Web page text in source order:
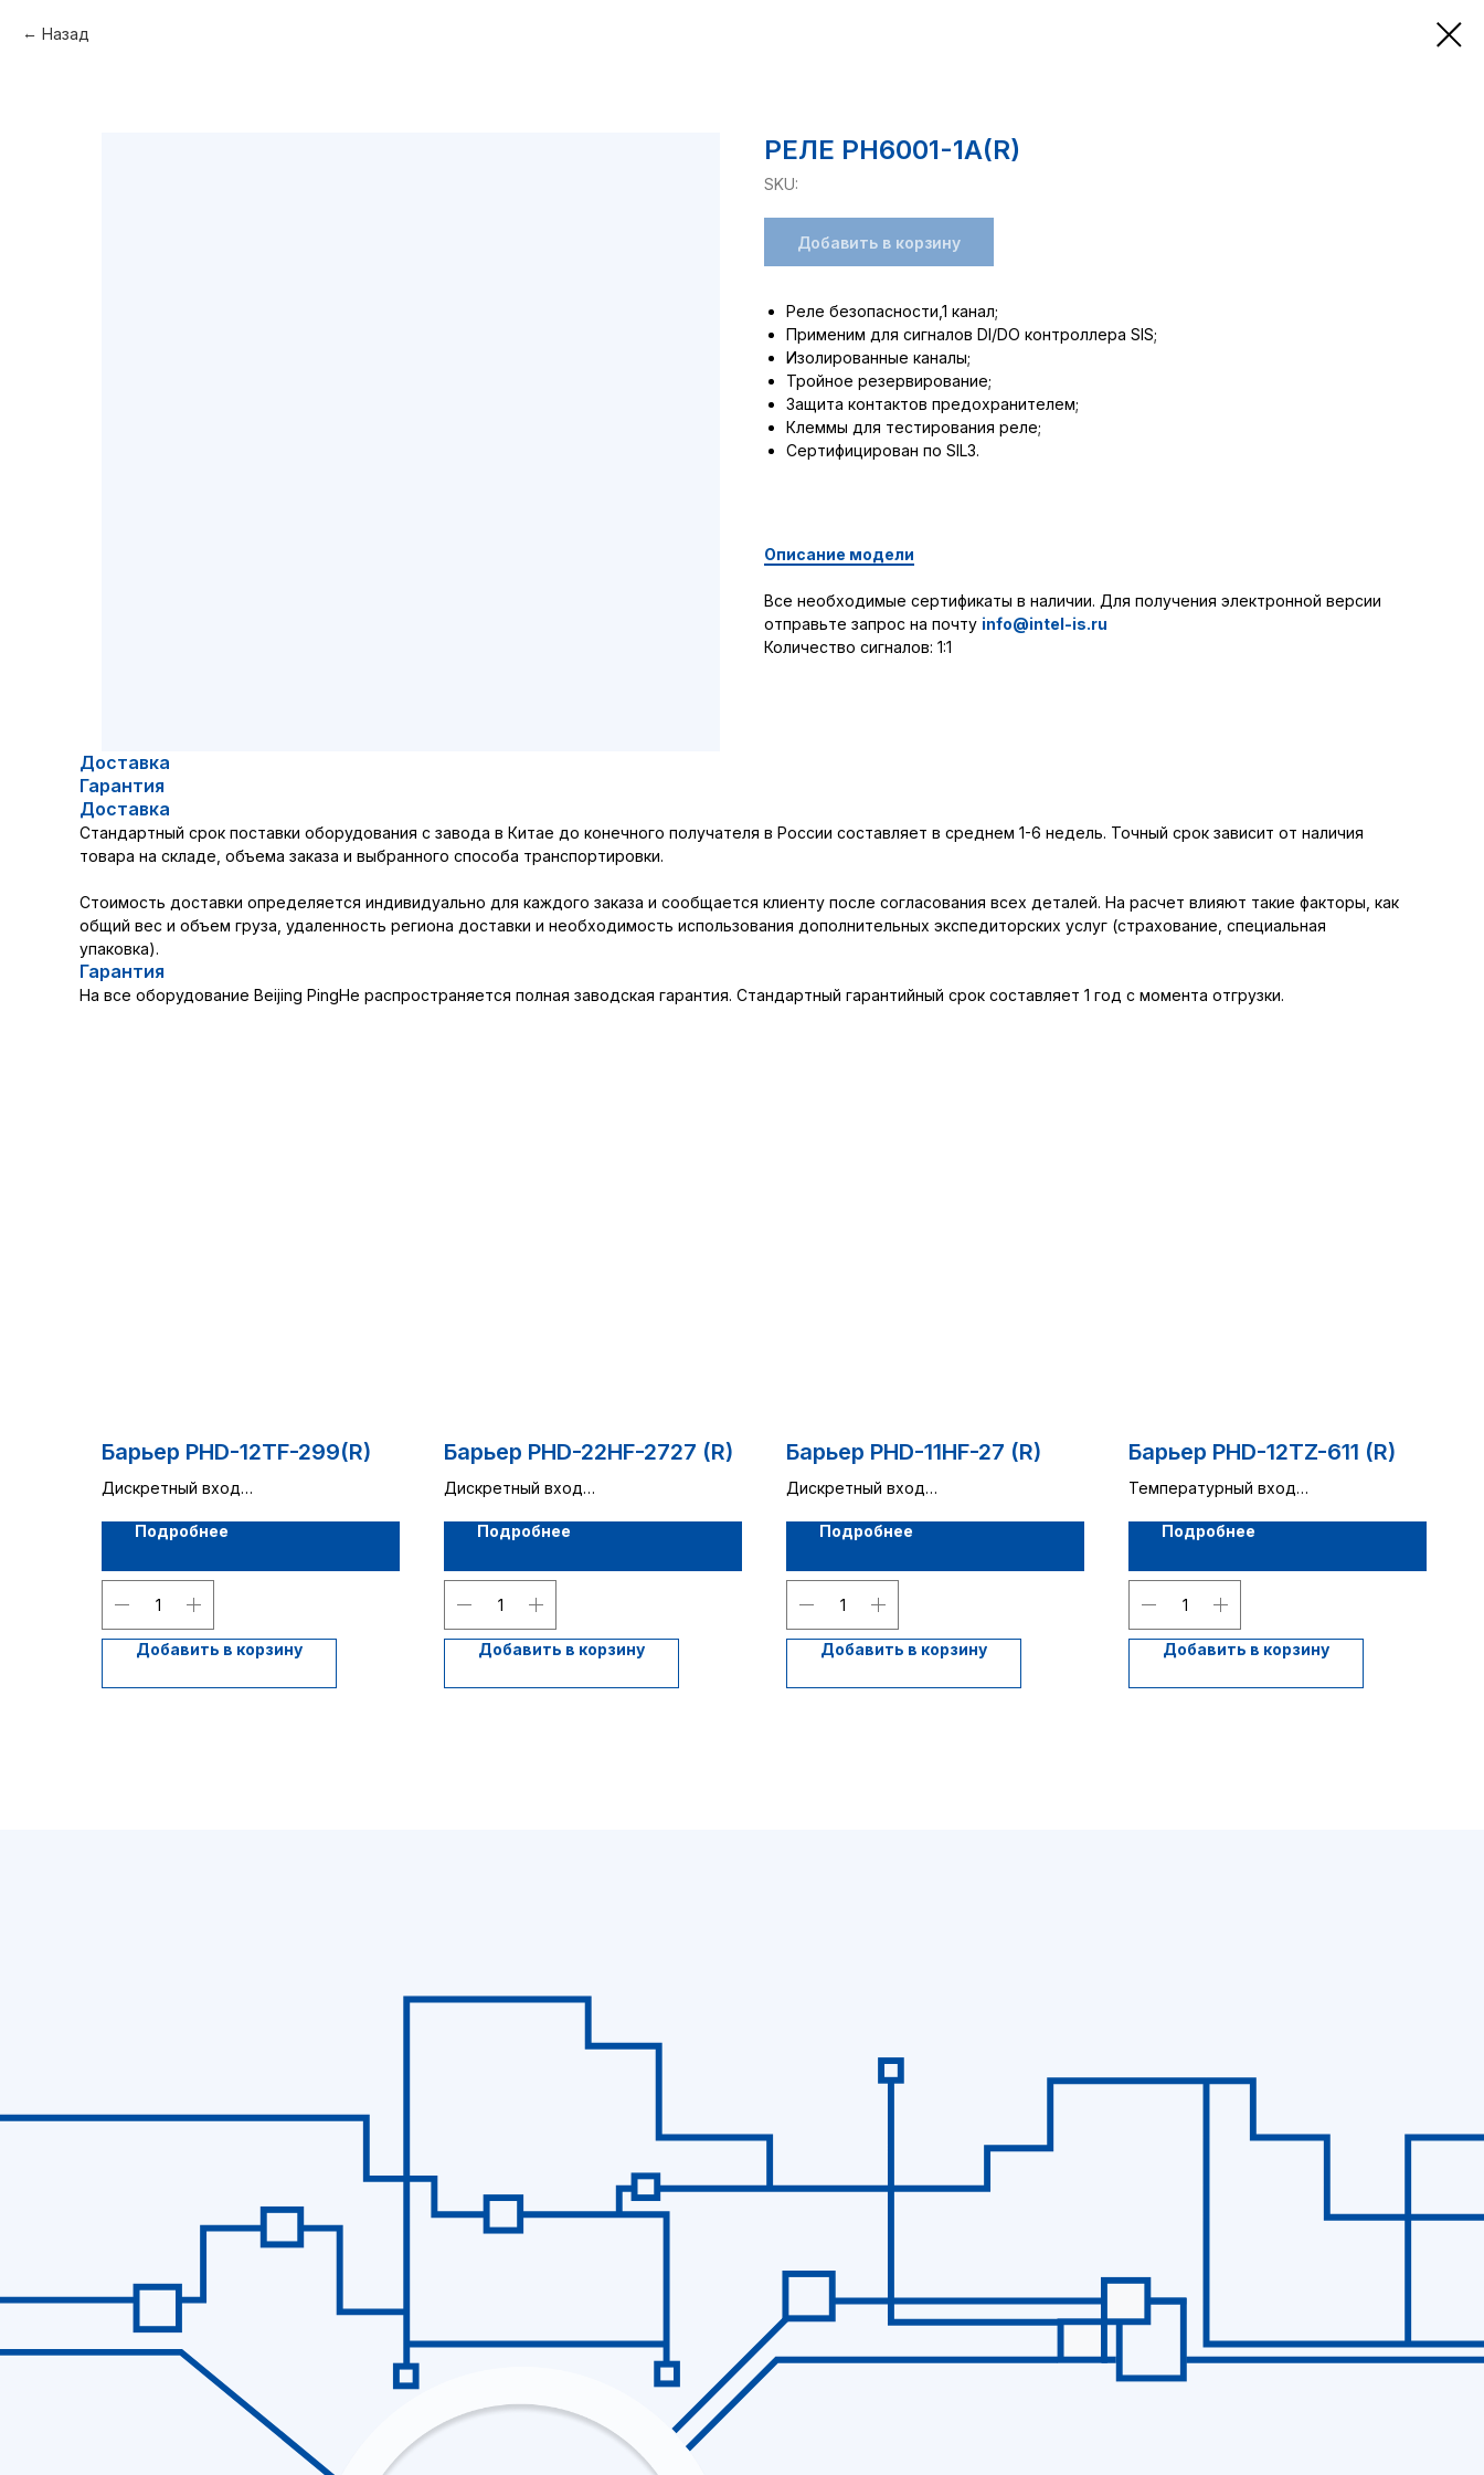
Назад
РЕЛЕ PH6001-1A(R)
SKU:
Добавить в корзину
Реле безопасности,1 канал;
Применим для сигналов DI/DO контроллера SIS;
Изолированные каналы;
Тройное резервирование;
Защита контактов предохранителем;
Клеммы для тестирования реле;
Сертифицирован по SIL3.
Описание модели
Все необходимые сертификаты в наличии. Для получения электронной версии
отправьте запрос на почту info@intel-is.ru
Количество сигналов: 1:1
Доставка
Гарантия
Доставка
Стандартный срок поставки оборудования с завода в Китае до конечного получателя в России составляет в среднем 1-6 недель. Точный срок зависит от наличия
товара на складе, объема заказа и выбранного способа транспортировки.
Стоимость доставки определяется индивидуально для каждого заказа и сообщается клиенту после согласования всех деталей. На расчет влияют такие факторы, как
общий вес и объем груза, удаленность региона доставки и необходимость использования дополнительных экспедиторских услуг (страхование, специальная
упаковка).
Гарантия
На все оборудование Beijing PingHe распространяется полная заводская гарантия. Стандартный гарантийный срок составляет 1 год с момента отгрузки.
Барьер PHD-12TF-299(R)
Дискретный вход
Подробнее
Добавить в корзину
Барьер PHD-22HF-2727 (R)
Дискретный вход
Подробнее
Добавить в корзину
Барьер PHD-11HF-27 (R)
Дискретный вход
Подробнее
Добавить в корзину
Барьер PHD-12TZ-611 (R)
Температурный вход
Подробнее
Добавить в корзину